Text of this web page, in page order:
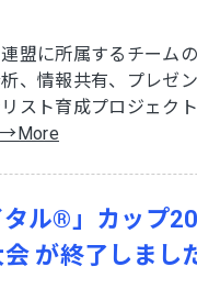
盟に所属するチーム
、情報共有、プレゼ
スト育成プロジェク
→More
タル®」カップ
が終了しまし